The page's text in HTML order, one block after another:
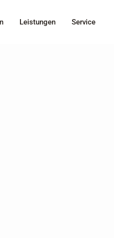
Leistungen Service